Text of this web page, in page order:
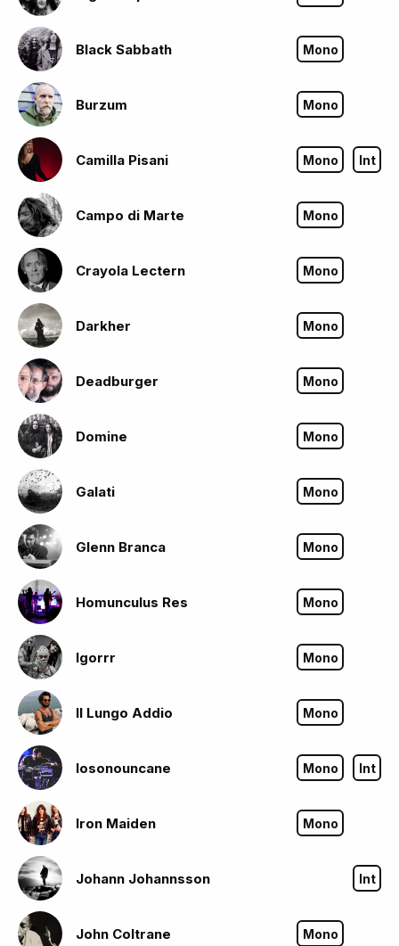
Black Sabbath Mono
Burzum Mono
Camilla Pisani Mono Int
Campo di Marte Mono
Crayola Lectern Mono
Darkher Mono
Deadburger Mono
Domine Mono
Galati Mono
Glenn Branca Mono
Homunculus Res Mono
Igorrr Mono
Il Lungo Addio Mono
Iosonouncane Mono Int
Iron Maiden Mono
Johann Johannsson Int
John Coltrane Mono